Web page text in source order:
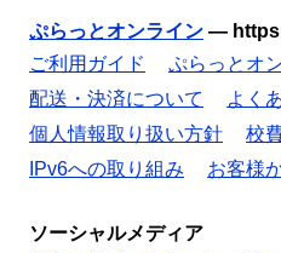
ぷらっとオンライン —
ご利用ガイド
ぷらっとオ
配送・決済について
よく
個人情報取り扱い方針
校
IPv6への取り組み
お客様
ソーシャルメディア